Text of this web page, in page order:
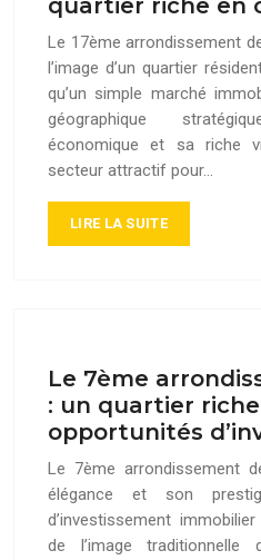
quartier riche en
Le 17ème arrondissement
l’image d’un quartier
qu’un simple marché
géographique
économique et sa riche
secteur attractif pour…
LIRE LA SUITE
Le 7ème
: un quartier
opportunités
Le 7ème arrondissement
élégance et son
d’investissement
de l’image traditionnelle